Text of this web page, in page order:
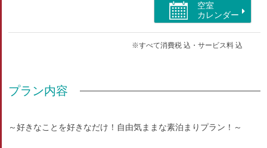
空室
カレンダー
※すべて消費税 込・サービス料 込
プラン内容
～好きなことを好きなだけ！自由気ままな素泊まりプラン！～